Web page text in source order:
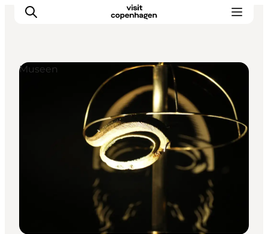
Aktivitäten
Essen und Trinken
Museen